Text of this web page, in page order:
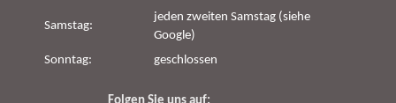
Samstag:
jeden zweiten Samstag (siehe
Google)
Sonntag:
geschlossen